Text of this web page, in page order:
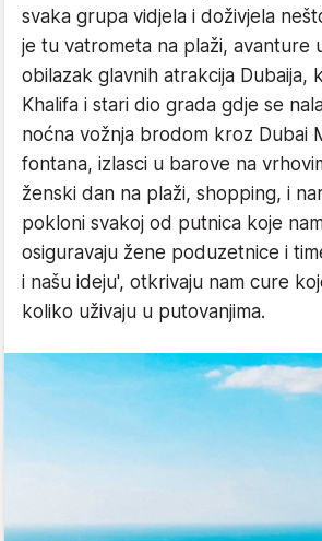
svaka grupa vidjela i doživjela
je tu vatrometa na plaži, avanture
obilazak glavnih atrakcija Dubaija,
Khalifa i stari dio grada gdje se
noćna vožnja brodom kroz Dubai
fontana, izlasci u barove na
ženski dan na plaži, shopping, i
pokloni svakoj od putnica koje
osiguravaju žene poduzetnice i
i našu ideju', otkrivaju nam cure
koliko uživaju u putovanjima.